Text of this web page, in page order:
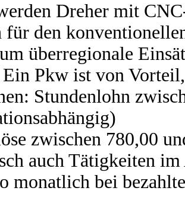
Dreher mit
für den
überregionale
Ein Pkw ist von
Stundenlohn
zwischen 780,00
auch Tätigkeiten im
monatlich bei